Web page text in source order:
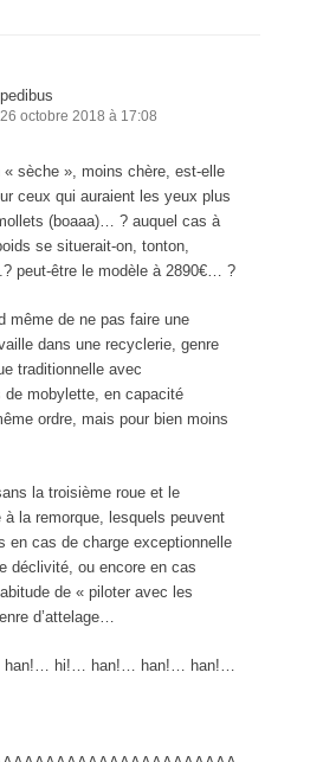
pedibus
26 octobre 2018 à 17:08
sèche », moins chère, est-elle
ceux qui auraient les yeux plus
(boaaa)… ? auquel cas à
se situerait-on, tonton,
peut-être le modèle à 2890€… ?
même de ne pas faire une
dans une recyclerie, genre
traditionnelle avec
de mobylette, en capacité
ordre, mais pour bien moins
la troisième roue et le
à la remorque, lesquels peuvent
en cas de charge exceptionnelle
déclivité, ou encore en cas
de « piloter avec les
d’attelage…
han!… hi!… han!… han!… han!…